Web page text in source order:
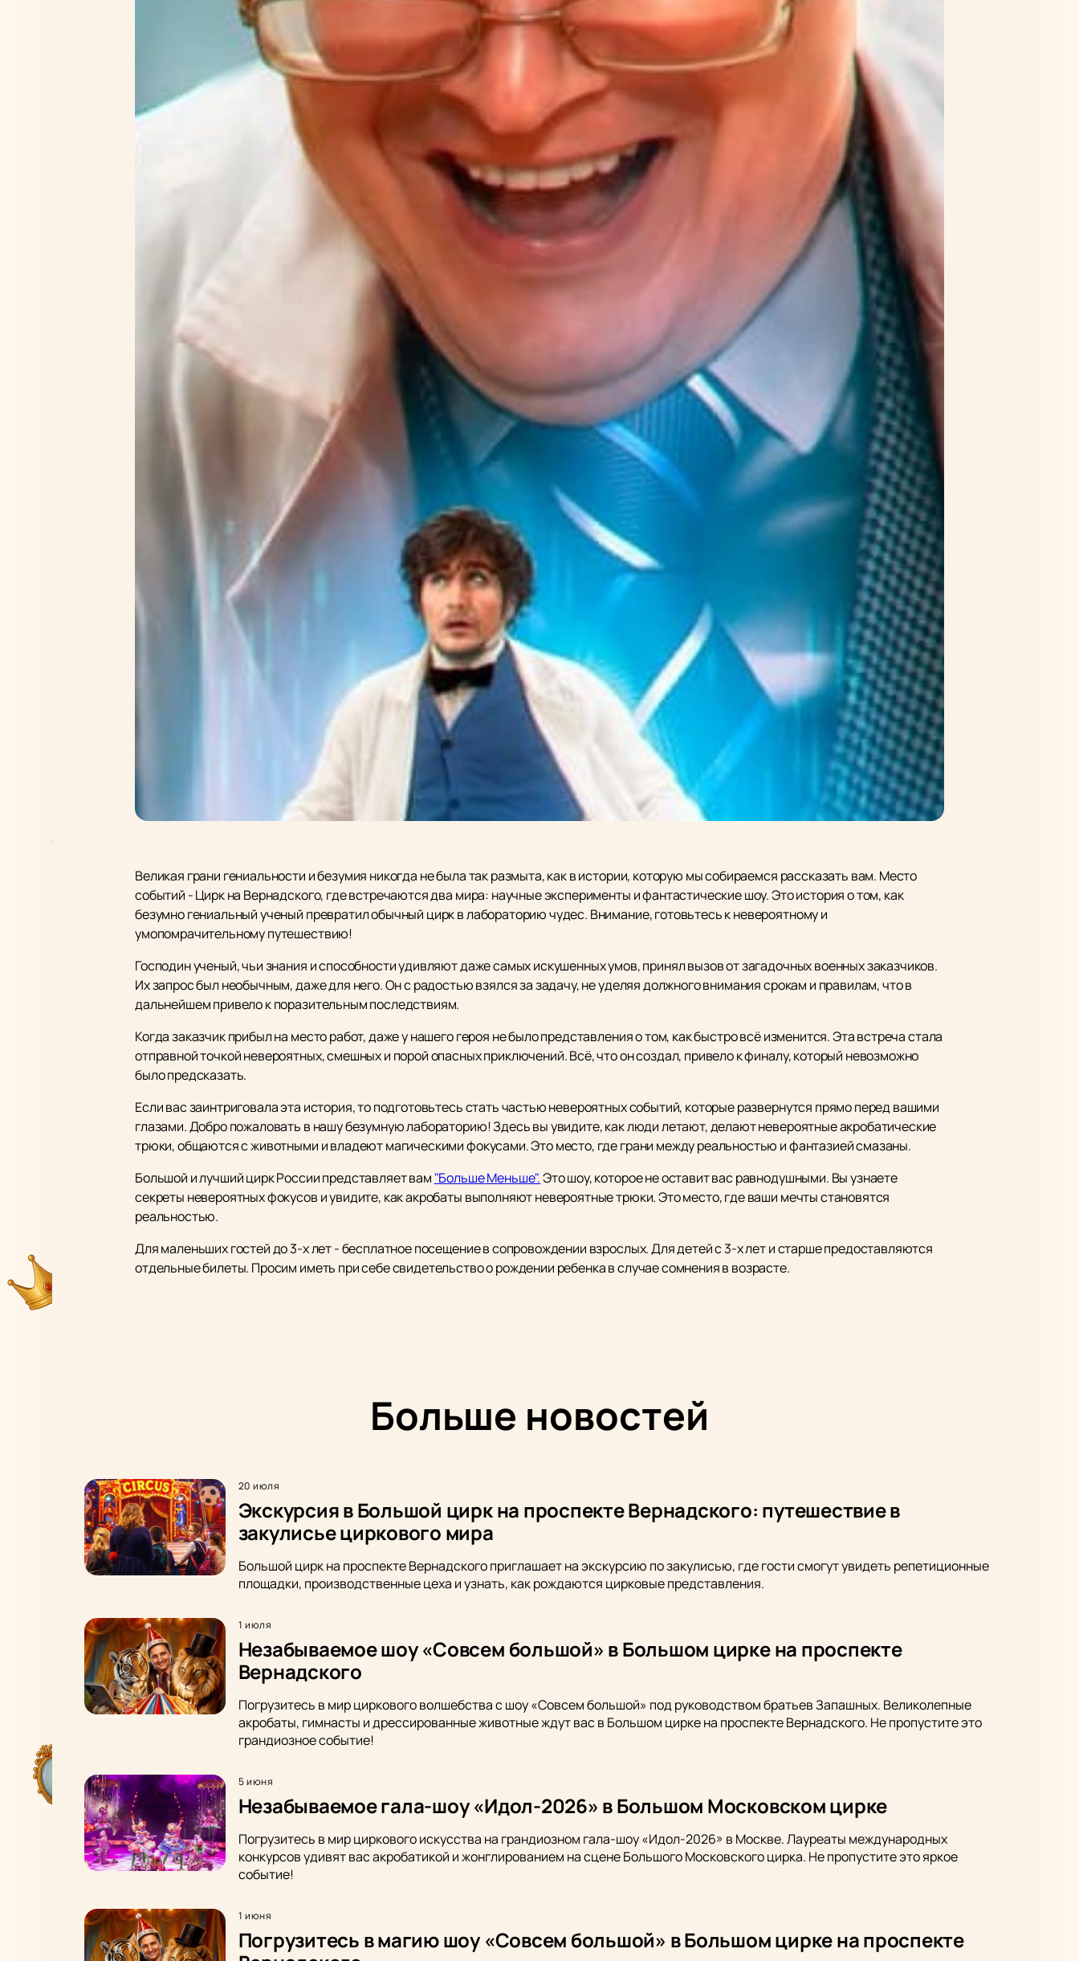
Великая грани гениальности и безумия никогда не была так размыта, как в истории, которую мы собираемся рассказать вам. Место
событий - Цирк на Вернадского, где встречаются два мира: научные эксперименты и фантастические шоу. Это история о том, как
безумно гениальный ученый превратил обычный цирк в лабораторию чудес. Внимание, готовьтесь к невероятному и
умопомрачительному путешествию!
Господин ученый, чьи знания и способности удивляют даже самых искушенных умов, принял вызов от загадочных военных заказчиков.
Их запрос был необычным, даже для него. Он с радостью взялся за задачу, не уделяя должного внимания срокам и правилам, что в
дальнейшем привело к поразительным последствиям.
Когда заказчик прибыл на место работ, даже у нашего героя не было представления о том, как быстро всё изменится. Эта встреча стала
отправной точкой невероятных, смешных и порой опасных приключений. Всё, что он создал, привело к финалу, который невозможно
было предсказать.
Если вас заинтриговала эта история, то подготовьтесь стать частью невероятных событий, которые развернутся прямо перед вашими
глазами. Добро пожаловать в нашу безумную лабораторию! Здесь вы увидите, как люди летают, делают невероятные акробатические
трюки, общаются с животными и владеют магическими фокусами. Это место, где грани между реальностью и фантазией смазаны.
Большой и лучший цирк России представляет вам "Больше Меньше".Это шоу, которое не оставит вас равнодушными. Вы узнаете
секреты невероятных фокусов и увидите, как акробаты выполняют невероятные трюки. Это место, где ваши мечты становятся
реальностью.
Для маленьших гостей до 3-х лет - бесплатное посещение в сопровождении взрослых. Для детей с 3-х лет и старше предоставляются
отдельные билеты. Просим иметь при себе свидетельство о рождении ребенка в случае сомнения в возрасте.
Больше новостей
20 июля
Экскурсия в Большой цирк на проспекте Вернадского: путешествие в
закулисье циркового мира
Большой цирк на проспекте Вернадского приглашает на экскурсию по закулисью, где гости смогут увидеть репетиционные
площадки, производственные цеха и узнать, как рождаются цирковые представления.
1 июля
Незабываемое шоу «Совсем большой» в Большом цирке на проспекте
Вернадского
Погрузитесь в мир циркового волшебства с шоу «Совсем большой» под руководством братьев Запашных. Великолепные
акробаты, гимнасты и дрессированные животные ждут вас в Большом цирке на проспекте Вернадского. Не пропустите это
грандиозное событие!
5 июня
Незабываемое гала-шоу «Идол-2026» в Большом Московском цирке
Погрузитесь в мир циркового искусства на грандиозном гала-шоу «Идол-2026» в Москве. Лауреаты международных
конкурсов удивят вас акробатикой и жонглированием на сцене Большого Московского цирка. Не пропустите это яркое
событие!
1 июня
Погрузитесь в магию шоу «Совсем большой» в Большом цирке на проспекте